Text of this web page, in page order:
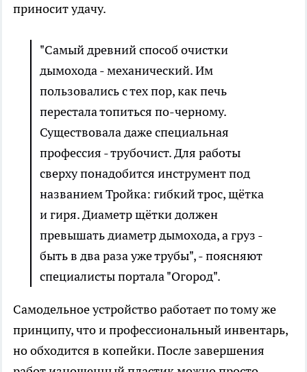
приносит удачу.
"Самый древний способ очистки
дымохода - механический. Им
пользовались с тех пор, как печь
перестала топиться по-черному.
Существовала даже специальная
профессия - трубочист. Для работы
сверху понадобится инструмент под
названием Тройка: гибкий трос, щётка
и гиря. Диаметр щётки должен
превышать диаметр дымохода, а груз -
быть в два раза уже трубы", - поясняют
специалисты портала "Огород".
Самодельное устройство работает по тому же
принципу, что и профессиональный инвентарь,
но обходится в копейки. После завершения